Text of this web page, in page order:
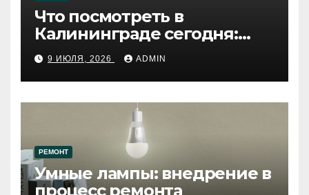
Что посмотреть в
Калининграде сегодня:
путеводитель по самому
западному городу России
9 ИЮЛЯ, 2026 ADMIN
РЕМОНТ
Умные лампы: внедрение в
процесс ремонта